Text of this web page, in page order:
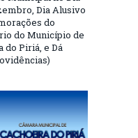
Dia Alusivo
do
do Município de
do Piriá, e Dá